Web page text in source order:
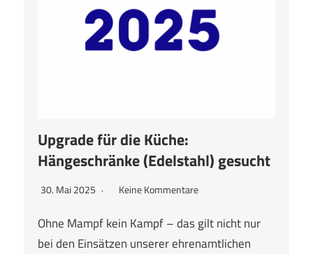
Upgrade für die Küche:
Hängeschränke (Edelstahl) gesucht
30. Mai 2025 Keine Kommentare
Ohne Mampf kein Kampf – das gilt nicht nur
bei den Einsätzen unserer ehrenamtlichen